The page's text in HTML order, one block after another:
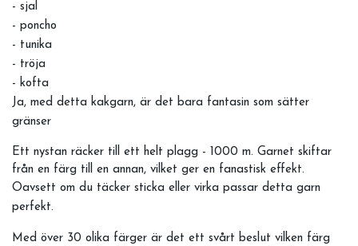
- sjal
- poncho
- tunika
- tröja
- kofta
Ja, med detta kakgarn, är det bara fantasin som sätter
gränser
Ett nystan räcker till ett helt plagg - 1000 m. Garnet skiftar
från en färg till en annan, vilket ger en fanastisk effekt.
Oavsett om du täcker sticka eller virka passar detta garn
perfekt.
Med över 30 olika färger är det ett svårt beslut vilken färg